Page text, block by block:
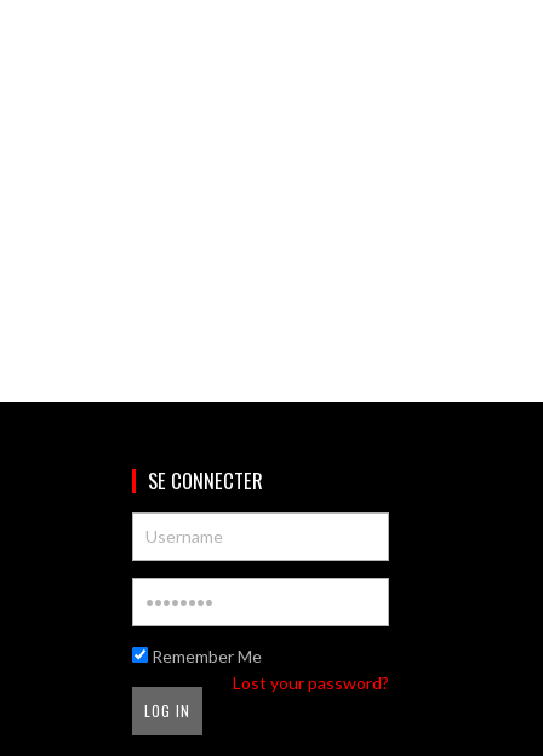
SE CONNECTER
Remember Me
Lost your password?